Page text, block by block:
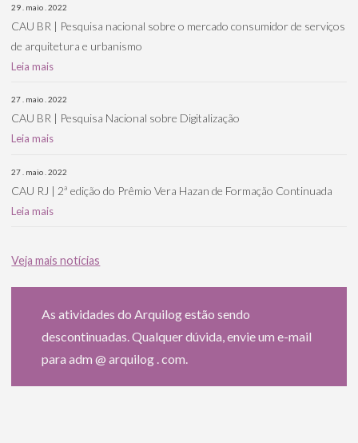
29 . maio . 2022
CAU BR | Pesquisa nacional sobre o mercado consumidor de serviços
de arquitetura e urbanismo
Leia mais
27 . maio . 2022
CAU BR | Pesquisa Nacional sobre Digitalização
Leia mais
27 . maio . 2022
CAU RJ | 2ª edição do Prêmio Vera Hazan de Formação Continuada
Leia mais
Veja mais notícias
As atividades do Arquilog estão sendo
descontinuadas. Qualquer dúvida, envie um e-mail
para adm @ arquilog . com.